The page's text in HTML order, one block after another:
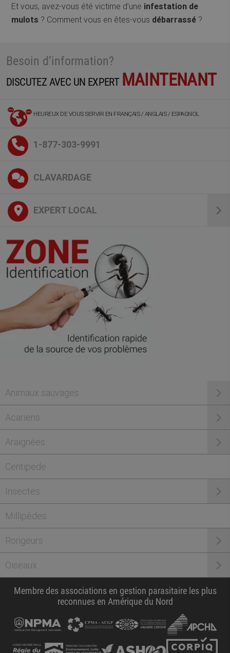
Et vous, avez-vous été victime d’une infestation de
mulots ? Comment vous en êtes-vous débarrassé ?
Besoin d’information?
DISCUTEZ AVEC UN EXPERT MAINTENANT
HEUREUX DE VOUS SERVIR EN FRANÇAIS / ANGLAIS / ESPAGNOL
1-877-303-9991
CLAVARDAGE
EXPERT LOCAL
Animaux sauvages
Acariens
Araignées
Centipede
Insectes
Millipèdes
Rongeurs
Oiseaux
Membre des associations en gestion parasitaire les plus
reconnues en Amérique du Nord